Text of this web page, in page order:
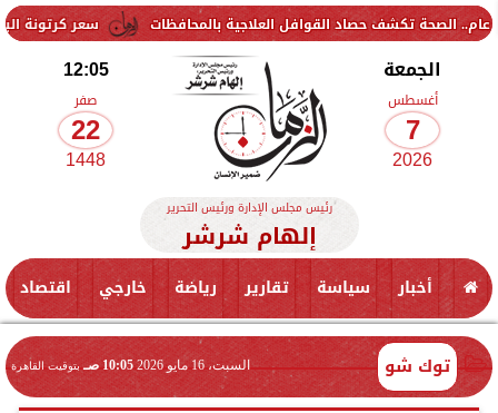
سعر كرتونة البيض في بورصة
الجمعة
أغسطس
7
2026
12:05
صفر
22
1448
رئيس مجلس الإدارة ورئيس التحرير
إلهام شرشر
أخبار سياسة تقارير رياضة خارجي اقتصاد
توك شو السبت، 16 مايو 2026 10:05 صـ بتوقيت القاهرة